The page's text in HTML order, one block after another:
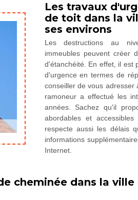
Les travaux
de toit dans la
ses environs
Les destructions au
immeubles peuvent créer
d'étanchéité. En effet, il est
d'urgence en termes de
conseiller de vous adresser
ramoneur a effectué les
années. Sachez qu'il
abordables et
respecte aussi les délais
informations
Internet.
cheminée dans la ville